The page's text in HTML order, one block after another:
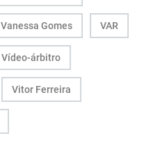
Vanessa Gomes VAR
Vídeo-árbitro
Vitor Ferreira